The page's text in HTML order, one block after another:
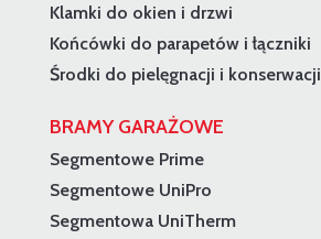
Klamki do okien i drzwi
Końcówki do parapetów i łączniki
Środki do pielęgnacji i konserwacji
BRAMY GARAŻOWE
Segmentowe Prime
Segmentowe UniPro
Segmentowa UniTherm